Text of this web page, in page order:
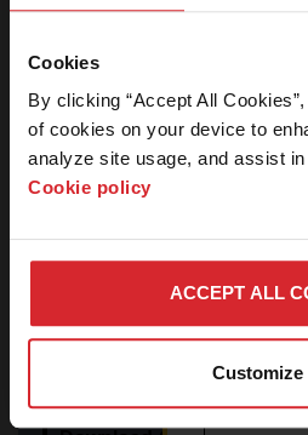
Cookies
By clicking “Accept All
of cookies on your device to
analyze site usage, and assist
Cookie policy
ACCEPT ALL
Customize
Ergebnisse1
Pressemitteilungen
Medienpakete
Website
können nur
legitime
Sie uns
wenn Sie
sind und
Passwort